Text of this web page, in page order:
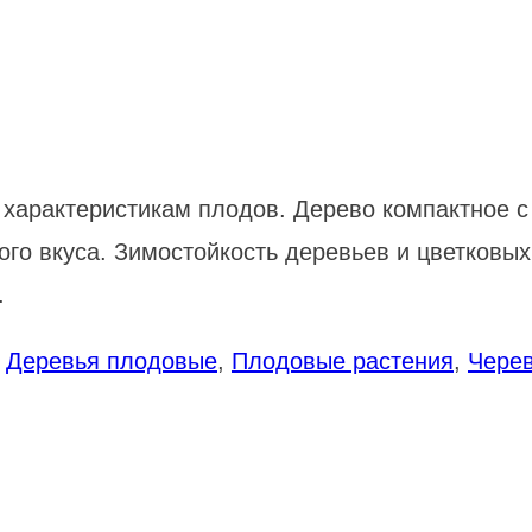
плодов. Дерево
вкуса. Зимостойкость деревьев и
Деревья плодовые, Плодовые растения,